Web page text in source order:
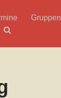
Gruppen